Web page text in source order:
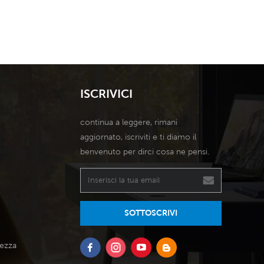
ISCRIVICI
continua a leggere, rimani
aggiornato, iscriviti e ti diamo il
benvenuto per dirci cosa ne pensi.
SOTTOSCRIVI